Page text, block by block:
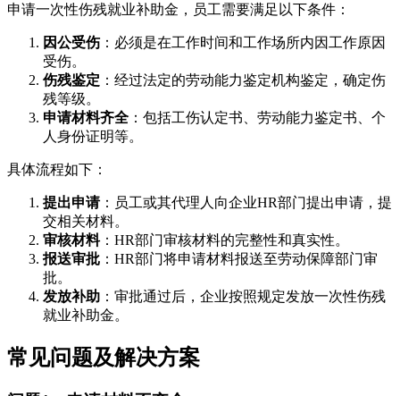
申请一次性伤残就业补助金，员工需要满足以下条件：
因公受伤：必须是在工作时间和工作场所内因工作原因
受伤。
伤残鉴定 ：经过法定的劳动能力鉴定机构鉴定，确定伤
残等级。
申请材料齐全 ：包括工伤认定书、劳动能力鉴定书、个
人身份证明等。
具体流程如下：
提出申请：员工或其代理人向企业HR部门提出申请，提
交相关材料。
审核材料：HR部门审核材料的完整性和真实性。
报送审批 ：HR部门将申请材料报送至劳动保障部门审
批。
发放补助 ：审批通过后，企业按照规定发放一次性伤残
就业补助金。
常见问题及解决方案